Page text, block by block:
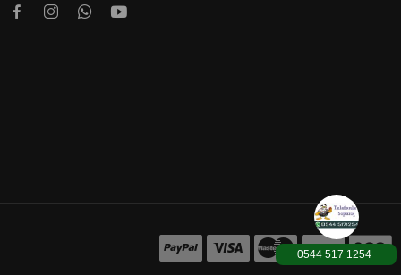
0544 517 1254